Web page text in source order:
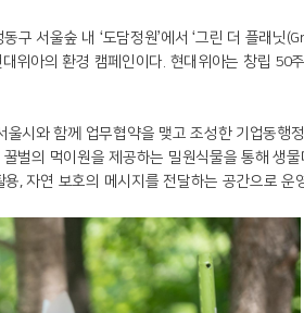
서울숲 내 ‘도담정원’에서 ‘그린 더 플래닛
위아의 환경 캠페인이다. 현대위아는 창립 50
시와 함께 업무협약을 맺고 조성한 기업동행
벌의 먹이원을 제공하는 밀원식물을 통해 생물
, 자연 보호의 메시지를 전달하는 공간으로 운